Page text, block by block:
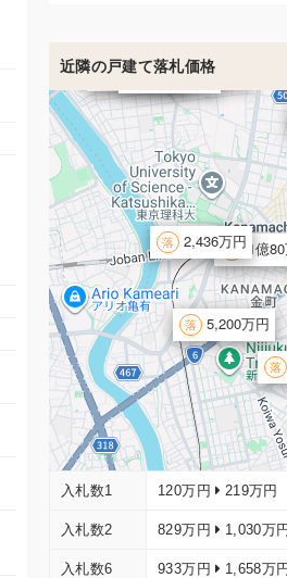
近隣の戸建て落札価格
1億
5,200万円
4,286万円
3,620万円
2,436万円
1,658万円
1,030万円
入札数1 120万円 219万円
入札数2 829万円 1,030万円
入札数6 933万円 1,658万円